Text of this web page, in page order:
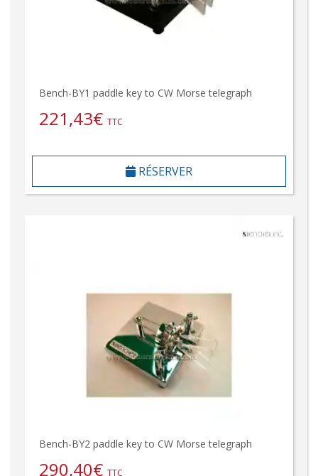
Bench-BY1 paddle key to CW Morse telegraph
221,43€ TTC
RÉSERVER
Bench-BY2 paddle key to CW Morse telegraph
290,40€ TTC